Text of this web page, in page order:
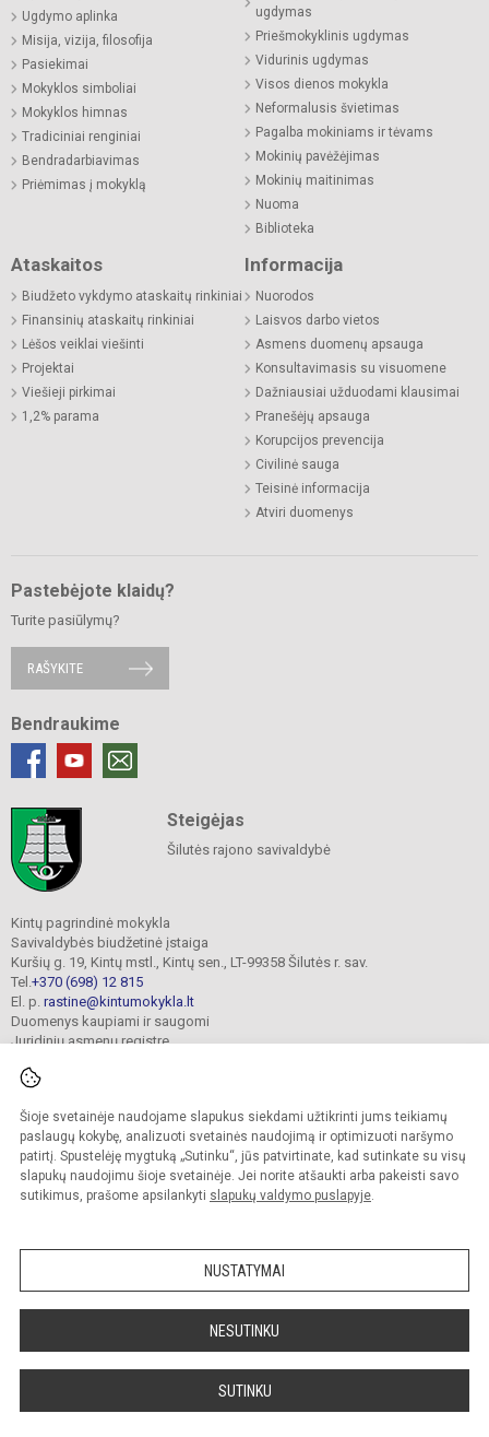
Šioje svetainėje naudojame slapukus siekdami užtikrinti jums teikiamų
paslaugų kokybę, analizuoti svetainės naudojimą ir optimizuoti naršymo
patirtį. Spustelėję mygtuką „Sutinku“, jūs patvirtinate, kad sutinkate su visų
slapukų naudojimu šioje svetainėje. Jei norite atšaukti arba pakeisti savo
sutikimus, prašome apsilankyti slapukų valdymo puslapyje.
NUSTATYMAI
NESUTINKU
SUTINKU
Ugdymo aplinka
Misija, vizija, filosofija
Pasiekimai
Mokyklos simboliai
Mokyklos himnas
Tradiciniai renginiai
Bendradarbiavimas
Priėmimas į mokyklą
ugdymas
Priešmokyklinis ugdymas
Vidurinis ugdymas
Visos dienos mokykla
Neformalusis švietimas
Pagalba mokiniams ir tėvams
Mokinių pavėžėjimas
Mokinių maitinimas
Nuoma
Biblioteka
Ataskaitos
Biudžeto vykdymo ataskaitų rinkiniai
Finansinių ataskaitų rinkiniai
Lėšos veiklai viešinti
Projektai
Viešieji pirkimai
1,2% parama
Informacija
Nuorodos
Laisvos darbo vietos
Asmens duomenų apsauga
Konsultavimasis su visuomene
Dažniausiai užduodami klausimai
Pranešėjų apsauga
Korupcijos prevencija
Civilinė sauga
Teisinė informacija
Atviri duomenys
Pastebėjote klaidų?
Turite pasiūlymų?
RAŠYKITE
Bendraukime
Steigėjas
Šilutės rajono savivaldybė
Kintų pagrindinė mokykla
Savivaldybės biudžetinė įstaiga
Kuršių g. 19, Kintų mstl., Kintų sen., LT-99358 Šilutės r. sav.
Tel.+370 (698) 12 815
El. p. rastine@kintumokykla.lt
Duomenys kaupiami ir saugomi
Juridinių asmenų registre
© 2024. Kintų pagrindinė mokykla. Visos teisės saugomos.
Kopijuoti turinį be raštiško įstaigos administracijos sutikimo griežtai draudžiama.
Versija neįgaliesiems Slapukų valdymas